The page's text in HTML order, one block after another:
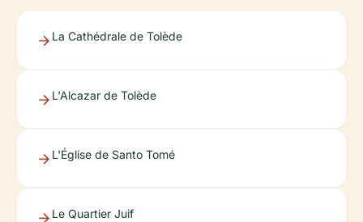
La Cathédrale de Tolède
L'Alcazar de Tolède
L'Église de Santo Tomé
Le Quartier Juif